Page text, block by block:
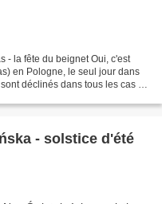
- la fête du beignet Oui, c'est
en Pologne, le seul jour dans
déclinés dans tous les cas et
- solstice d'été